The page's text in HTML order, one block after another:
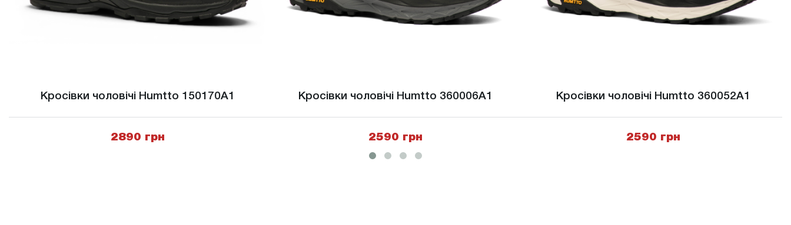
Кросівки чоловічі Humtto 150170A1
2890 грн
Кросівки чоловічі Humtto 360006A1
2590 грн
Кросівки чоловічі Humtto 360052A1
2590 грн